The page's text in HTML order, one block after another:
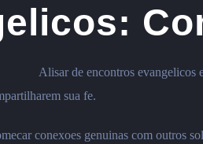
Alisar de encontros evangelicos
sua fe.
conexoes genuinas com outros